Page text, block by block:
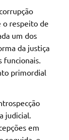
o respeito de
um dos
da justiça
funcionais.
primordial
judicial.
em